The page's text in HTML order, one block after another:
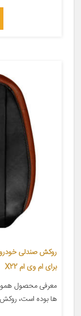
برای ام وی ام X22
معرفی محصول
ها بوده است، روکش